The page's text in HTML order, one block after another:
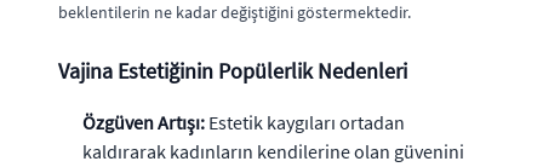
beklentilerin ne kadar değiştiğini göstermektedir.
Vajina Estetiğinin Popülerlik Nedenleri
Özgüven Artışı: Estetik kaygıları ortadan
kaldırarak kadınların kendilerine olan güvenini